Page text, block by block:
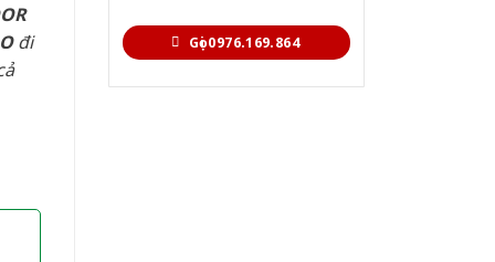
Gọi 0976.169.864
đi